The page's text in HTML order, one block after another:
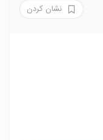
نشان کردن